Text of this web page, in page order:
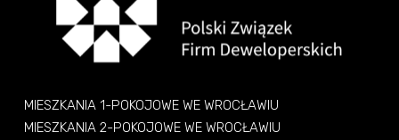
MIESZKANIA 1-POKOJOWE WE WROCŁAWIU
MIESZKANIA 2-POKOJOWE WE WROCŁAWIU